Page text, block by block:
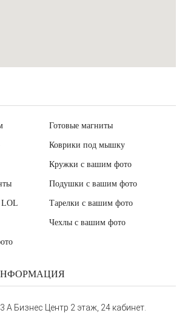
Готовые магниты
Коврики под мышку
Кружки с вашим фото
Подушки с вашим фото
LOL Тарелки с вашим фото
Чехлы с вашим фото
А Бизнес Центр 2 этаж, 24 кабинет.